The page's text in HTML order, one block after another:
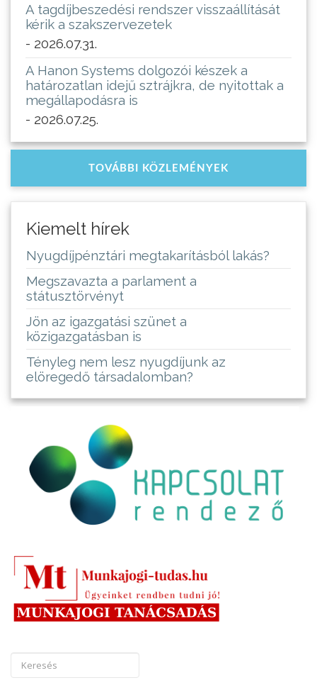
A tagdíjbeszedési rendszer visszaállítását
kérik a szakszervezetek
- 2026.07.31.
A Hanon Systems dolgozói készek a
határozatlan idejű sztrájkra, de nyitottak a
megállapodásra is
- 2026.07.25.
TOVÁBBI KÖZLEMÉNYEK
Kiemelt hírek
Nyugdíjpénztári megtakarításból lakás?
Megszavazta a parlament a
státusztörvényt
Jön az igazgatási szünet a
közigazgatásban is
Tényleg nem lesz nyugdíjunk az
elöregedő társadalomban?